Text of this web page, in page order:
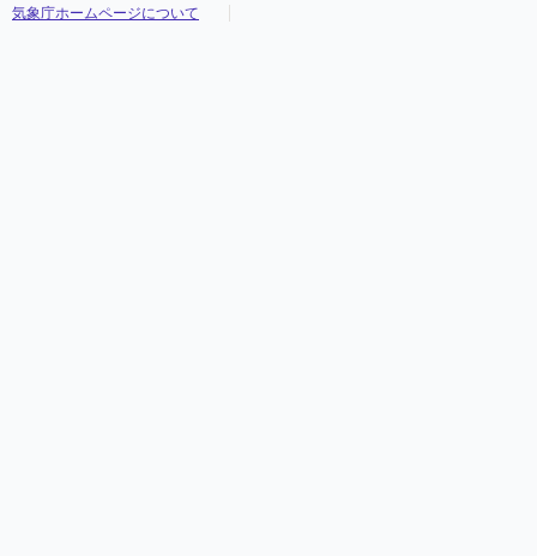
気象庁ホームページについて